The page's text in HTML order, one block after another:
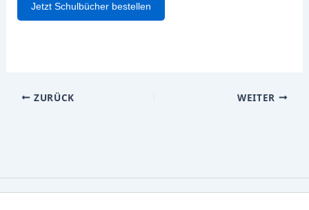
Jetzt Schulbücher bestellen
ZURÜCK WEITER